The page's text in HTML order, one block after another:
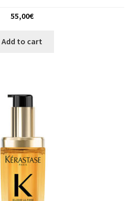
55,00€
Add to cart